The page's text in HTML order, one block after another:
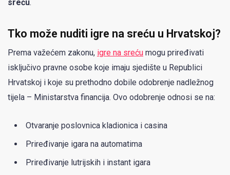
sreću.
Tko može nuditi igre na sreću u Hrvatskoj?
Prema važećem zakonu, igre na sreću mogu priređivati
isključivo pravne osobe koje imaju sjedište u Republici
Hrvatskoj i koje su prethodno dobile odobrenje nadležnog
tijela – Ministarstva financija. Ovo odobrenje odnosi se na:
Otvaranje poslovnica kladionica i casina
Priređivanje igara na automatima
Priređivanje lutrijskih i instant igara